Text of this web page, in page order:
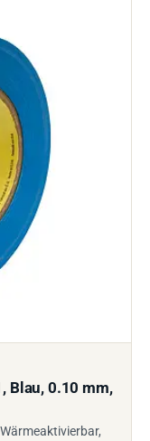
Blau, 0.10 mm,